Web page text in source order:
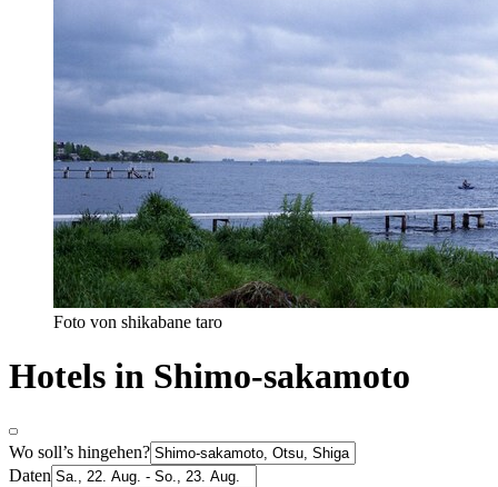
Foto von shikabane taro
Hotels in Shimo-sakamoto
Wo soll’s hingehen?
Daten